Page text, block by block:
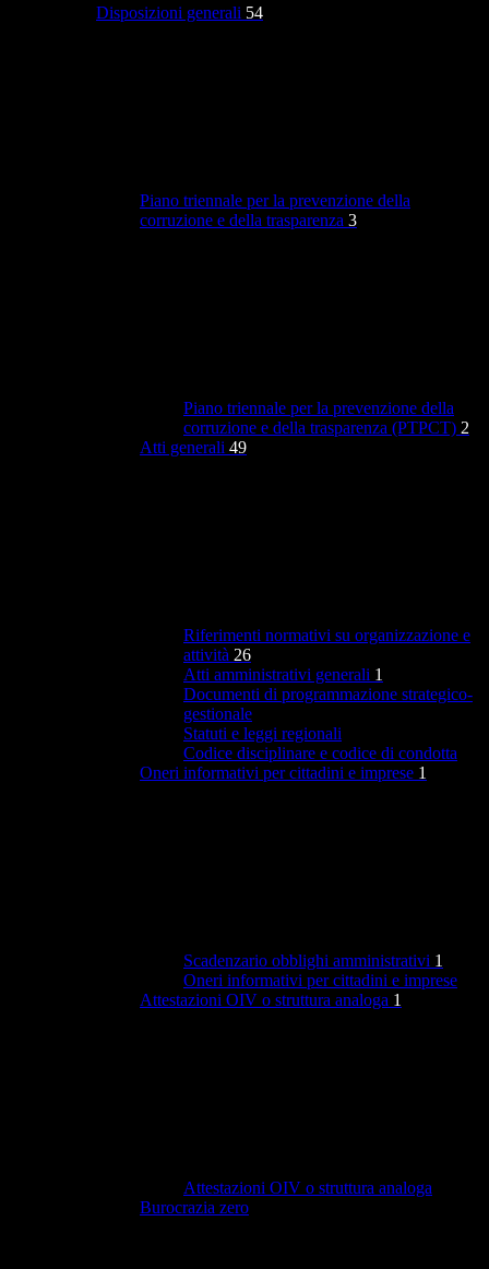
Disposizioni generali 54
Piano triennale per la prevenzione della
corruzione e della trasparenza 3
Piano triennale per la prevenzione della
corruzione e della trasparenza (PTPCT) 2
Atti generali 49
Riferimenti normativi su organizzazione e
attività 26
Atti amministrativi generali 1
Documenti di programmazione strategico-
gestionale
Statuti e leggi regionali
Codice disciplinare e codice di condotta
Oneri informativi per cittadini e imprese 1
Scadenzario obblighi amministrativi 1
Oneri informativi per cittadini e imprese
Attestazioni OIV o struttura analoga 1
Attestazioni OIV o struttura analoga
Burocrazia zero